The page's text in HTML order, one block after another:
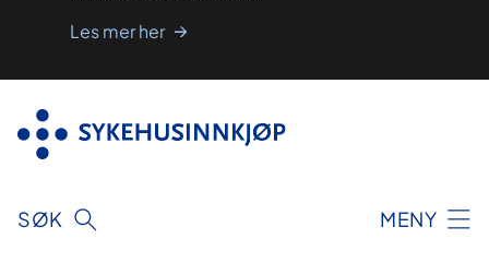
Les mer her
SØK MENY